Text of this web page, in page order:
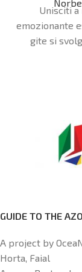
Unisciti a
emozionante
gite si
vedere uno
dell'oceano, la
glauca). È
GUIDE TO THE
A project by
Horta, Faial